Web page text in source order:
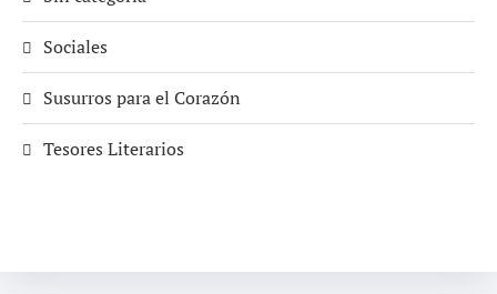
Sociales
Susurros para el Corazón
Tesores Literarios